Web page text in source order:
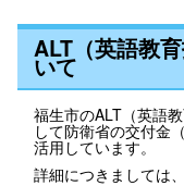
ALT（英語教
いて
福生市のALT（英語
して防衛省の交付金
活用しています。
詳細につきましては